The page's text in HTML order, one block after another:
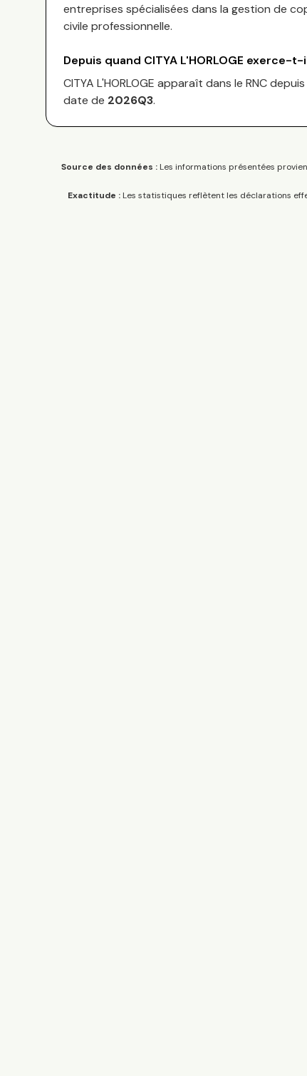
entreprises spécialisées dans la gestion de
civile professionnelle.
Depuis quand CITYA L'HORLOGE exerce-t-
CITYA L'HORLOGE apparaît dans le RNC depuis
date de 2026Q3.
Source des données : Les informations présentées
Exactitude :Les statistiques reflètent les déclarations